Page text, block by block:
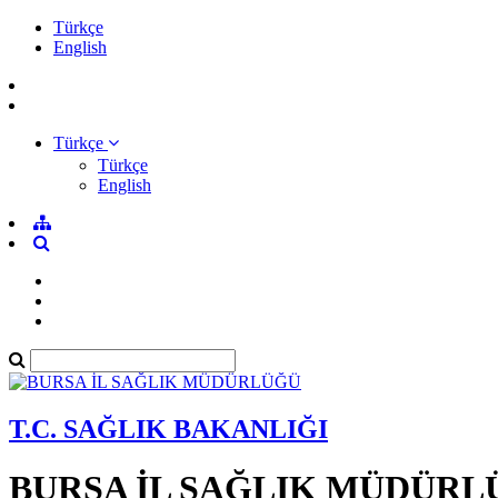
Türkçe
English
Türkçe
Türkçe
English
T.C. SAĞLIK BAKANLIĞI
BURSA İL SAĞLIK